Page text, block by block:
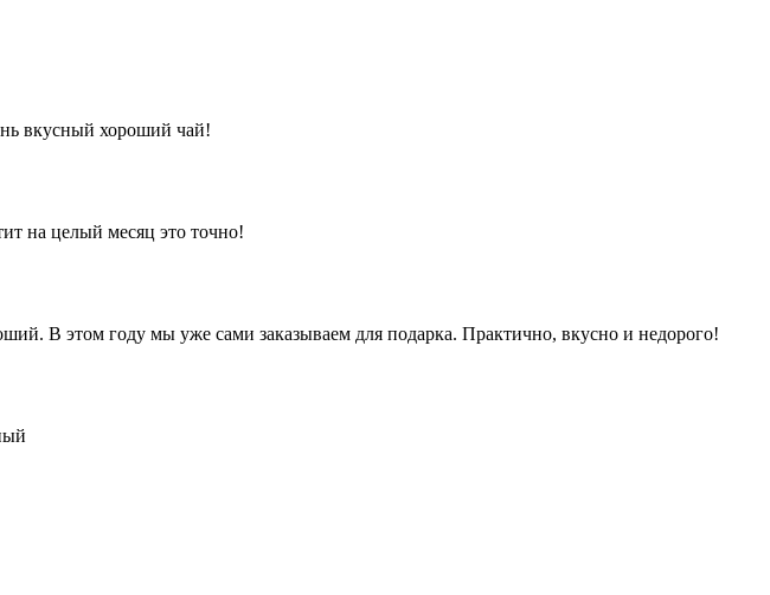
вкусный хороший чай!
на целый месяц это точно!
В этом году мы уже сами заказываем для подарка. Практично, вкусно и недорого!